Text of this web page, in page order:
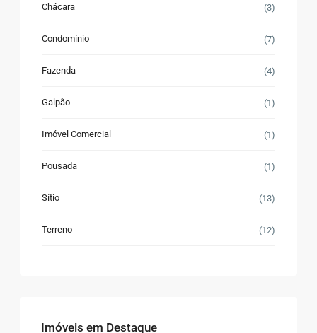
Chácara (3)
Condomínio (7)
Fazenda (4)
Galpão (1)
Imóvel Comercial (1)
Pousada (1)
Sítio (13)
Terreno (12)
Imóveis em Destaque